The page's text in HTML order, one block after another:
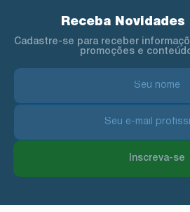
Receba
Cadastre-se para receber
promoções e
Inscreva-se